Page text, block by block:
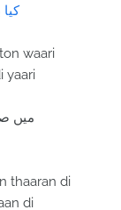
waari
yaari
میں
thaaran di
di